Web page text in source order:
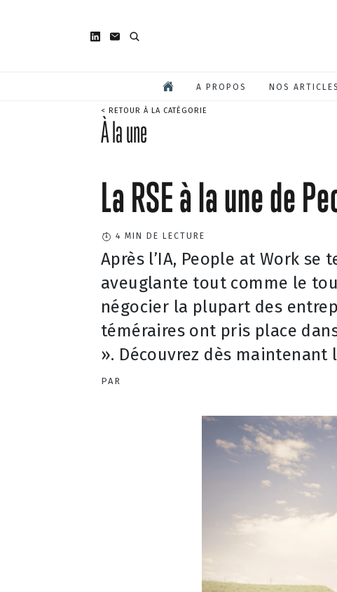
A PROPOS NOS ARTICLES
< RETOUR À LA CATÉGORIE
À la une
La RSE à la une de
4 MIN DE LECTURE
Après l’IA, People at Work
aveuglante tout comme le
négocier la plupart des
téméraires ont pris place
». Découvrez dès
PAR